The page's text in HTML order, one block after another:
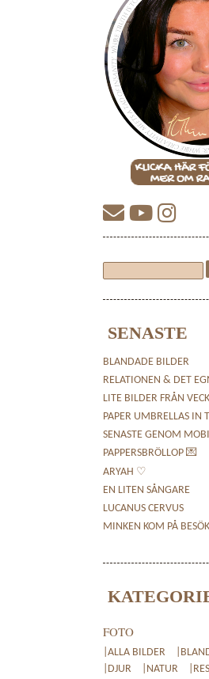
SENASTE
BLANDADE BILDER
RELATIONEN & DET
LITE BILDER FRÅN
PAPER UMBRELLAS IN
SENASTE GENOM
PAPPERSBRÖLLOP 💌
ARYAH ♡
EN LITEN SÅNGARE
LUCANUS CERVUS
MINKEN KOM PÅ BESÖK
FOTO
|ALLA BILDER
|DJUR
|NATUR